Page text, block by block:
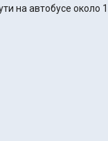
на автобусе около